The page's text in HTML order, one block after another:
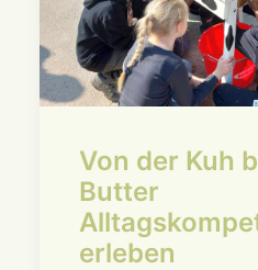
Von der Kuh
Butter
erleben